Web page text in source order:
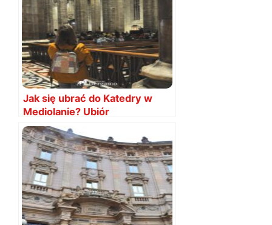
Jak się ubrać do Katedry w
Mediolanie? Ubiór